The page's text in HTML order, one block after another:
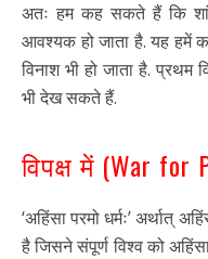
अतः हम कह सकते हैं कि
आवश्यक हो जाता है. यह हमें
विनाश भी हो जाता है. प्रथम
भी देख सकते हैं.
विपक्ष में (War for
‘अहिंसा परमो धर्मः’ अर्थात्
है जिसने संपूर्ण विश्व को